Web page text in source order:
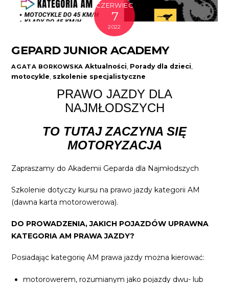
CZERWIEC
7
2022
GEPARD JUNIOR ACADEMY
AGATA BORKOWSKA Aktualności Porady dla dzieci
motocykle szkolenie specjalistyczne
PRAWO JAZDY DLA
NAJMŁODSZYCH
TO TUTAJ ZACZYNA SIĘ
MOTORYZACJA
Zapraszamy do Akademii Geparda dla Najmłodszych
Szkolenie dotyczy kursu na prawo jazdy kategorii AM
(dawna karta motorowerowa).
DO PROWADZENIA, JAKICH POJAZDÓW UPRAWNA
KATEGORIA AM PRAWA JAZDY?
Posiadając kategorię AM prawa jazdy można kierować:
motorowerem, rozumianym jako pojazdy dwu- lub